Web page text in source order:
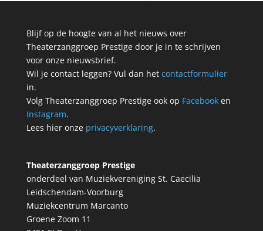
Blijf op de hoogte van al het nieuws over
Theaterzanggroep Prestige door je in te schrijven
voor onze nieuwsbrief.
Wil je contact leggen? Vul dan het contactformulier
in.
Volg Theaterzanggroep Prestige ook op Facebooken
Instagram.
Lees hier onze privacyverklaring.
Theaterzanggroep Prestige
onderdeel van Muziekvereniging St. Caecilia
Leidschendam-Voorburg
Muziekcentrum Marcanto
Groene Zoom 11